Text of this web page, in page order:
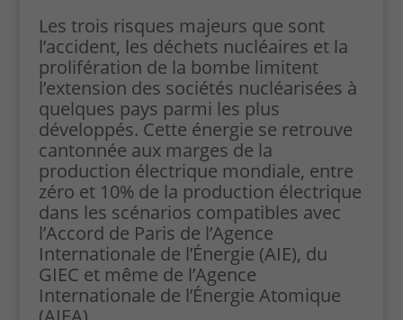
Les trois risques majeurs que sont
l’accident, les déchets nucléaires et la
prolifération de la bombe limitent
l’extension des sociétés nucléarisées à
quelques pays parmi les plus
développés. Cette énergie se retrouve
cantonnée aux marges de la
production électrique mondiale, entre
zéro et 10% de la production électrique
dans les scénarios compatibles avec
l’Accord de Paris de l’Agence
Internationale de l’Énergie (AIE), du
GIEC et même de l’Agence
Internationale de l’Énergie Atomique